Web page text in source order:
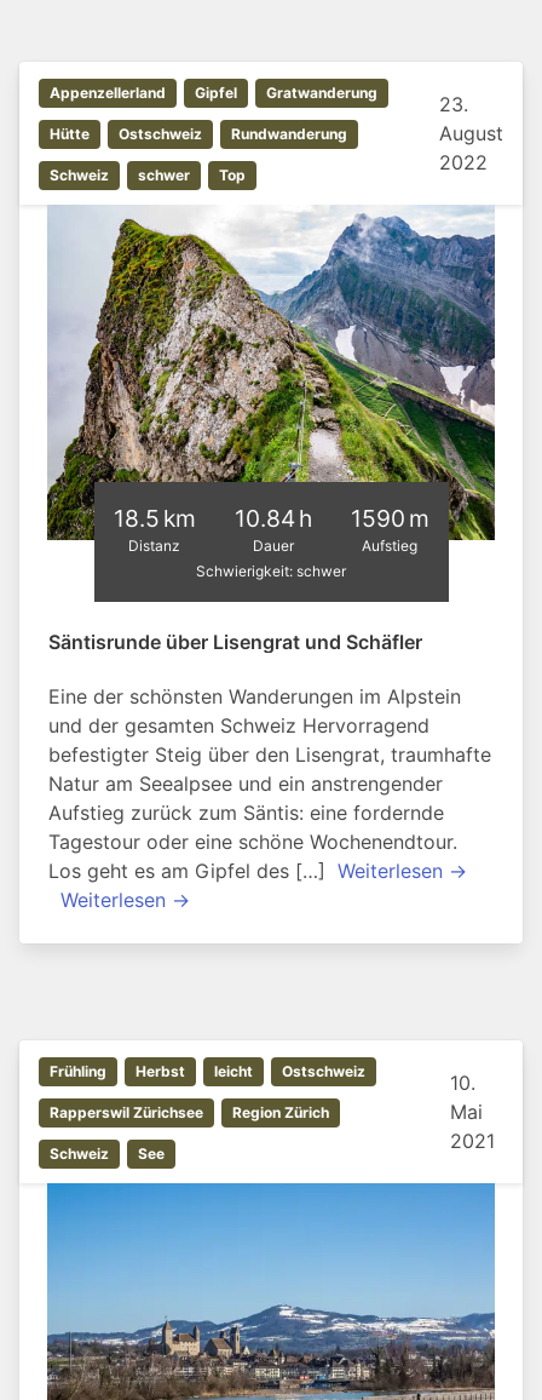
Appenzellerland Gipfel Gratwanderung
Hütte Ostschweiz Rundwanderung
Schweiz schwer Top
23.
August
2022
18.5 km
Distanz
10.84 h
Dauer
1590 m
Aufstieg
Schwierigkeit: schwer
Säntisrunde über Lisengrat und Schäfler
Eine der schönsten Wanderungen im Alpstein
und der gesamten Schweiz Hervorragend
befestigter Steig über den Lisengrat, traumhafte
Natur am Seealpsee und ein anstrengender
Aufstieg zurück zum Säntis: eine fordernde
Tagestour oder eine schöne Wochenendtour.
Los geht es am Gipfel des […] Weiterlesen →
Weiterlesen →
Frühling Herbst leicht Ostschweiz
Rapperswil Zürichsee Region Zürich
Schweiz See
10.
Mai
2021